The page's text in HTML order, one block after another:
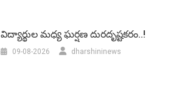
విద్యార్థుల మధ్య ఘర్షణ దురదృష్టకరం..!
09-08-2026 dharshininews